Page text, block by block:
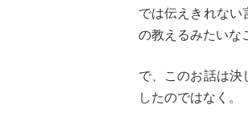
では伝えきれない
の教えるみたいな
で、このお話は決
したのではなく。